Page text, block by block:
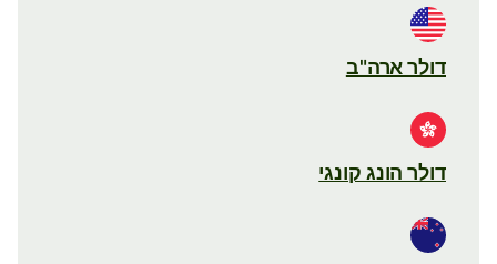
דולר ארה"ב
דולר הונג קונגי